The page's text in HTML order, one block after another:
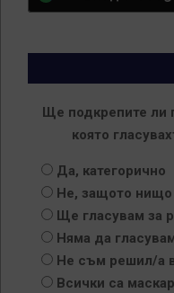
Ще подкрепите ли
която
Да, категорично
Не, защото нищо
Ще гласувам за
Няма да
Не съм решил/а
Всички са